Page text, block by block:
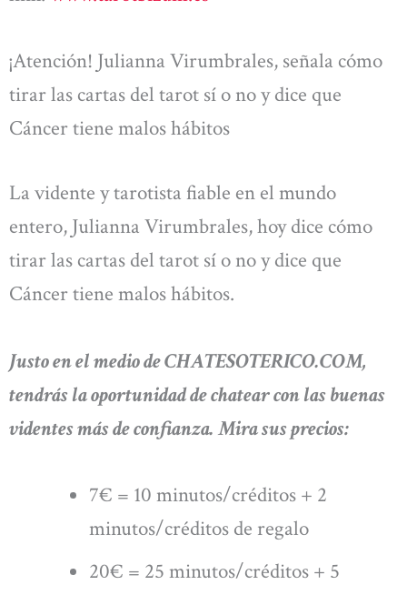
¡Atención! Julianna Virumbrales, señala cómo
tirar las cartas del tarot sí o no y dice que
Cáncer tiene malos hábitos
La vidente y tarotista fiable en el mundo
entero, Julianna Virumbrales, hoy dice cómo
tirar las cartas del tarot sí o no y dice que
Cáncer tiene malos hábitos.
Justo en el medio de CHATESOTERICO.COM,
tendrás la oportunidad de chatear con las buenas
videntes más de confianza. Mira sus precios:
7€ = 10 minutos/créditos + 2
minutos/créditos de regalo
20€ = 25 minutos/créditos + 5